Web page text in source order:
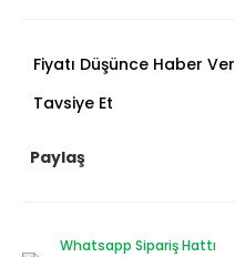
Fiyatı Düşünce Haber Ver
Tavsiye Et
Paylaş
Whatsapp Sipariş Hattı